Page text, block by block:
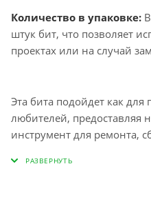
Количество в упаковке:
штук бит, что позволяет
проектах или на случай
Эта бита подойдет как для
любителей,
инструмент для ремонта,
характеристикам, она